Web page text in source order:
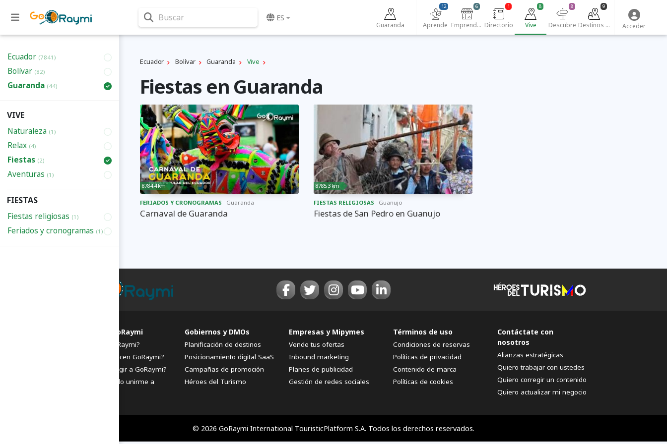
Buscar ES
Guaranda Aprende
12
Emprendedores
6
Directorio
1
Vive
8
Descubre
8
Destinos turísticos
9
Acceder
Ecuador (7841)
Bolí­var (82)
Guaranda (44)
VIVE
Naturaleza (1)
Relax (4)
Fiestas (2)
Aventuras (1)
FIESTAS
Fiestas religiosas (1)
Feriados y cronogramas (1)
Ecuador Bolí­var Guaranda Vive
Fiestas en Guaranda
8784,4 km
FERIADOS Y CRONOGRAMAS Guaranda
Carnaval de Guaranda
8785,3 km
FIESTAS RELIGIOSAS Guanujo
Fiestas de San Pedro en Guanujo
FAQs de GoRaymi
¿Qué es GoRaymi?
¿Quiénes hacen GoRaymi?
¿Por qué elegir a GoRaymi?
¿Cómo puedo unirme a
Gobiernos y DMOs
Planificación de destinos
Posicionamiento digital SaaS
Campañas de promoción
Héroes del Turismo
Empresas y Mipymes
Vende tus ofertas
Inbound marketing
Planes de publicidad
Gestión de redes sociales
Términos de uso
Condiciones de reservas
Políticas de privacidad
Contenido de marca
Políticas de cookies
Contáctate con
nosotros
Alianzas estratégicas
Quiero trabajar con ustedes
Quiero corregir un contenido
Quiero actualizar mi negocio
© 2026 GoRaymi International TouristicPlatform S.A. Todos los derechos reservados.